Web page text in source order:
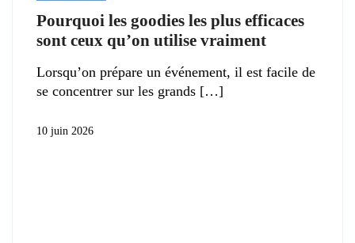
Pourquoi les goodies les plus efficaces
sont ceux qu’on utilise vraiment
Lorsqu’on prépare un événement, il est facile de
se concentrer sur les grands
10 juin 2026